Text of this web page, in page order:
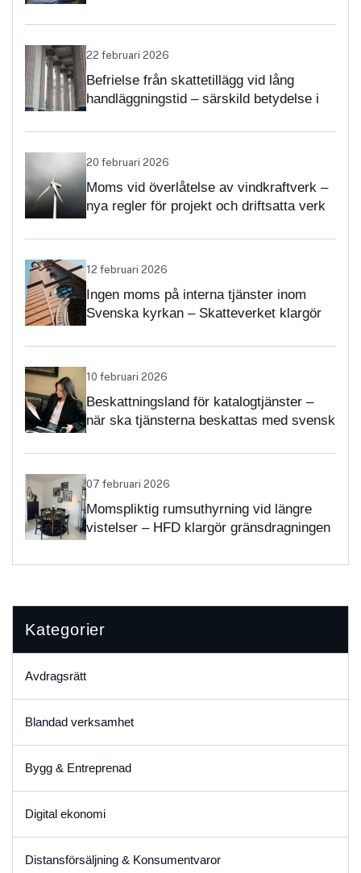
22 februari 2026
Befrielse från skattetillägg vid lång
handläggningstid – särskild betydelse i
20 februari 2026
Moms vid överlåtelse av vindkraftverk –
nya regler för projekt och driftsatta verk
12 februari 2026
Ingen moms på interna tjänster inom
Svenska kyrkan – Skatteverket klargör
10 februari 2026
Beskattningsland för katalogtjänster –
när ska tjänsterna beskattas med svensk
07 februari 2026
Momspliktig rumsuthyrning vid längre
vistelser – HFD klargör gränsdragningen
Kategorier
Avdragsrätt
Blandad verksamhet
Bygg & Entreprenad
Digital ekonomi
Distansförsäljning & Konsumentvaror